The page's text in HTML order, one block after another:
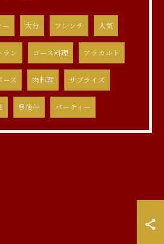
ー 大分 フレンチ 人気
ラン コース料理 アラカルト
ーズ 肉料理 サプライズ
豊後牛 パーティー